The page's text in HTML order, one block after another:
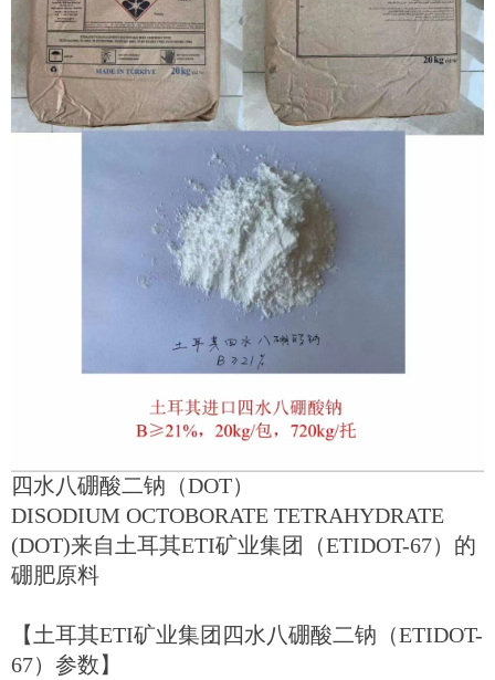
四水八硼酸二钠（DOT）
DISODIUM OCTOBORATE TETRAHYDRATE
(DOT)来自土耳其ETI矿业集团（ETIDOT-67）的
硼肥原料
【土耳其ETI矿业集团四水八硼酸二钠（ETIDOT-
67）参数】